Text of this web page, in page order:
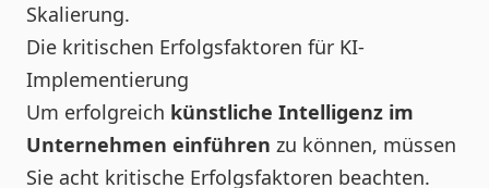
Skalierung.
Die kritischen Erfolgsfaktoren für KI-
Implementierung
Um erfolgreich künstliche Intelligenz im
Unternehmen einführen zu können, müssen
Sie acht kritische Erfolgsfaktoren beachten.